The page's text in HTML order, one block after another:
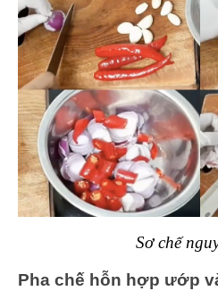
Sơ chế
Pha chế hỗn hợp ướp